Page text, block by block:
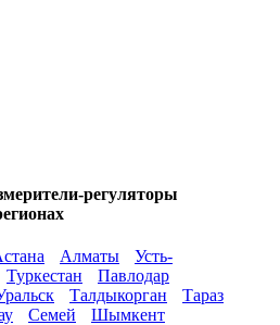
регуляторы
Алматы
Усть-
Туркестан
Павлодар
Талдыкорган
Тараз
Семей Шымкент